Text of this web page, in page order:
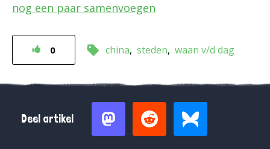
nog een paar samenvoegen
0 china steden waan v/d dag
Deel artikel